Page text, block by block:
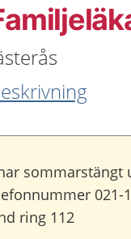
021-
ring 112